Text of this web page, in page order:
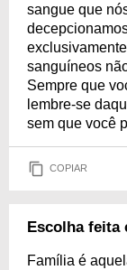
sangue que
sanguíneos
Sempre que
lembre-se
sem que você
COPIAR
Escolha feita
Família é